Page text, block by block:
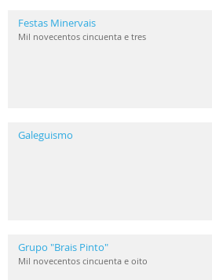
Festas Minervais
Mil novecentos cincuenta e tres
Galeguismo
Grupo "Brais Pinto"
Mil novecentos cincuenta e oito